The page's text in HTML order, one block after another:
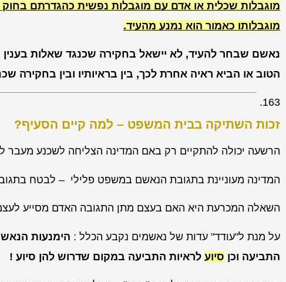
מוגבלות שכלית או אדם עם מוגבלות נפשית כהגדרתם
מוגבלותו כאמור הוא נמנע מהעיד.
נאשם שבחר להעיד, לא יישאל בחקירה שכנגד שאלות בענין
הטוב או הביא ראיה אחרת לכך, בין בראיותיו ובין בחקירה
זכות השתיקה בבית המשפט – למה קיים הסעיף?
הרשעה יכולה להתקיים רק באם המדינה הצליחה לשכנע מעבר
המדינה מעוניינת בתגובת הנאשם במשפט פלילי – לבטח
השאלה המכרעת היא האם בעצם מתן התגובה האדם מסייע
על מנת ל"עודד" עדות של נאשמים נקבע הכלל : הימנעות
התביעה וכן סיוע לראיות התביעה במקום שדרוש להן סיוע !